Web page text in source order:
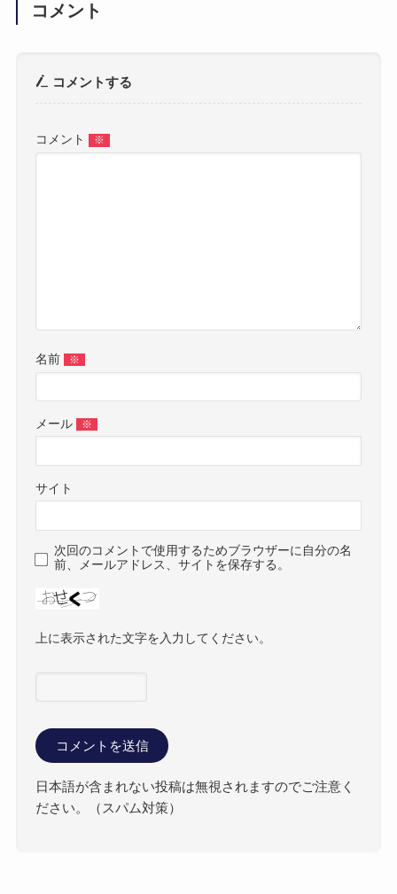
コメント
コメントする
コメント ※
名前 ※
メール ※
サイト
次回のコメントで使用するためブラウザーに自分の名
前、メールアドレス、サイトを保存する。
上に表示された文字を入力してください。
日本語が含まれない投稿は無視されますのでご注意く
ださい。（スパム対策）